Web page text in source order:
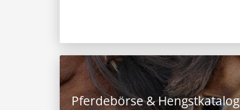
Pferdebörse & Hengstkatalog